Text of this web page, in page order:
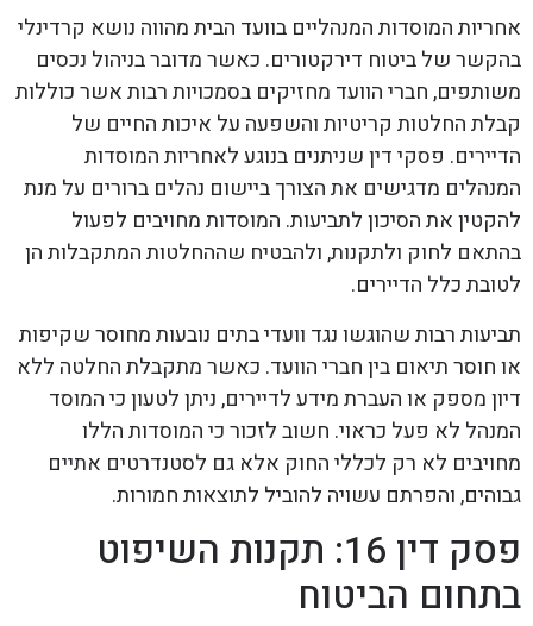
אחריות המוסדות המנהליים בוועד הבית מהווה נושא קרדינלי
בהקשר של ביטוח דירקטורים. כאשר מדובר בניהול נכסים
משותפים, חברי הוועד מחזיקים בסמכויות רבות אשר כוללות
קבלת החלטות קריטיות והשפעה על איכות החיים של
הדיירים. פסקי דין שניתנים בנוגע לאחריות המוסדות
המנהלים מדגישים את הצורך ביישום נהלים ברורים על מנת
להקטין את הסיכון לתביעות. המוסדות מחויבים לפעול
בהתאם לחוק ולתקנות, ולהבטיח שההחלטות המתקבלות הן
לטובת כלל הדיירים.
תביעות רבות שהוגשו נגד וועדי בתים נובעות מחוסר שקיפות
או חוסר תיאום בין חברי הוועד. כאשר מתקבלת החלטה ללא
דיון מספק או העברת מידע לדיירים, ניתן לטעון כי המוסד
המנהל לא פעל כראוי. חשוב לזכור כי המוסדות הללו
מחויבים לא רק לכללי החוק אלא גם לסטנדרטים אתיים
גבוהים, והפרתם עשויה להוביל לתוצאות חמורות.
פסק דין 16: תקנות השיפוט
בתחום הביטוח